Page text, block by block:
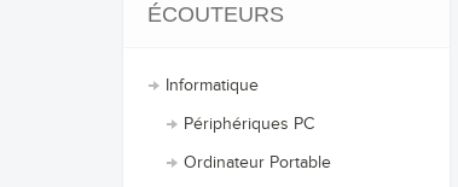
ÉCOUTEURS
Informatique
Périphériques PC
Ordinateur Portable